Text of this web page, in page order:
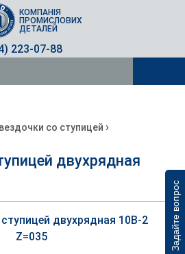
Задайте вопрос
223-07-88
КОМПАНІЯ
ПРОМИСЛОВИХ
ДЕТАЛЕЙ
со ступицей ›
двухрядная